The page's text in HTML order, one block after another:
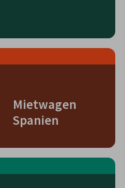
Mietwagen
Spanien